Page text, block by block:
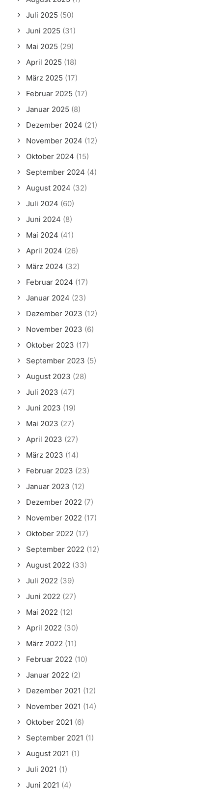
Juli 2025 (50)
Juni 2025 (31)
Mai 2025 (29)
April 2025 (18)
März 2025 (17)
Februar 2025 (17)
Januar 2025 (8)
Dezember 2024 (21)
November 2024 (12)
Oktober 2024 (15)
September 2024 (4)
August 2024 (32)
Juli 2024 (60)
Juni 2024 (8)
Mai 2024 (41)
April 2024 (26)
März 2024 (32)
Februar 2024 (17)
Januar 2024 (23)
Dezember 2023 (12)
November 2023 (6)
Oktober 2023 (17)
September 2023 (5)
August 2023 (28)
Juli 2023 (47)
Juni 2023 (19)
Mai 2023 (27)
April 2023 (27)
März 2023 (14)
Februar 2023 (23)
Januar 2023 (12)
Dezember 2022 (7)
November 2022 (17)
Oktober 2022 (17)
September 2022 (12)
August 2022 (33)
Juli 2022 (39)
Juni 2022 (27)
Mai 2022 (12)
April 2022 (30)
März 2022 (11)
Februar 2022 (10)
Januar 2022 (2)
Dezember 2021 (12)
November 2021 (14)
Oktober 2021 (6)
September 2021 (1)
August 2021 (1)
Juli 2021 (1)
Juni 2021 (4)